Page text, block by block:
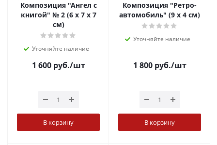
Композиция "Ангел с
книгой" № 2 (6 х 7 х 7
см)
Уточняйте наличие
1 600руб./шт
В корзину
Композиция "Ретро-
автомобиль" (9 х 4 см)
Уточняйте наличие
1 800руб./шт
В корзину